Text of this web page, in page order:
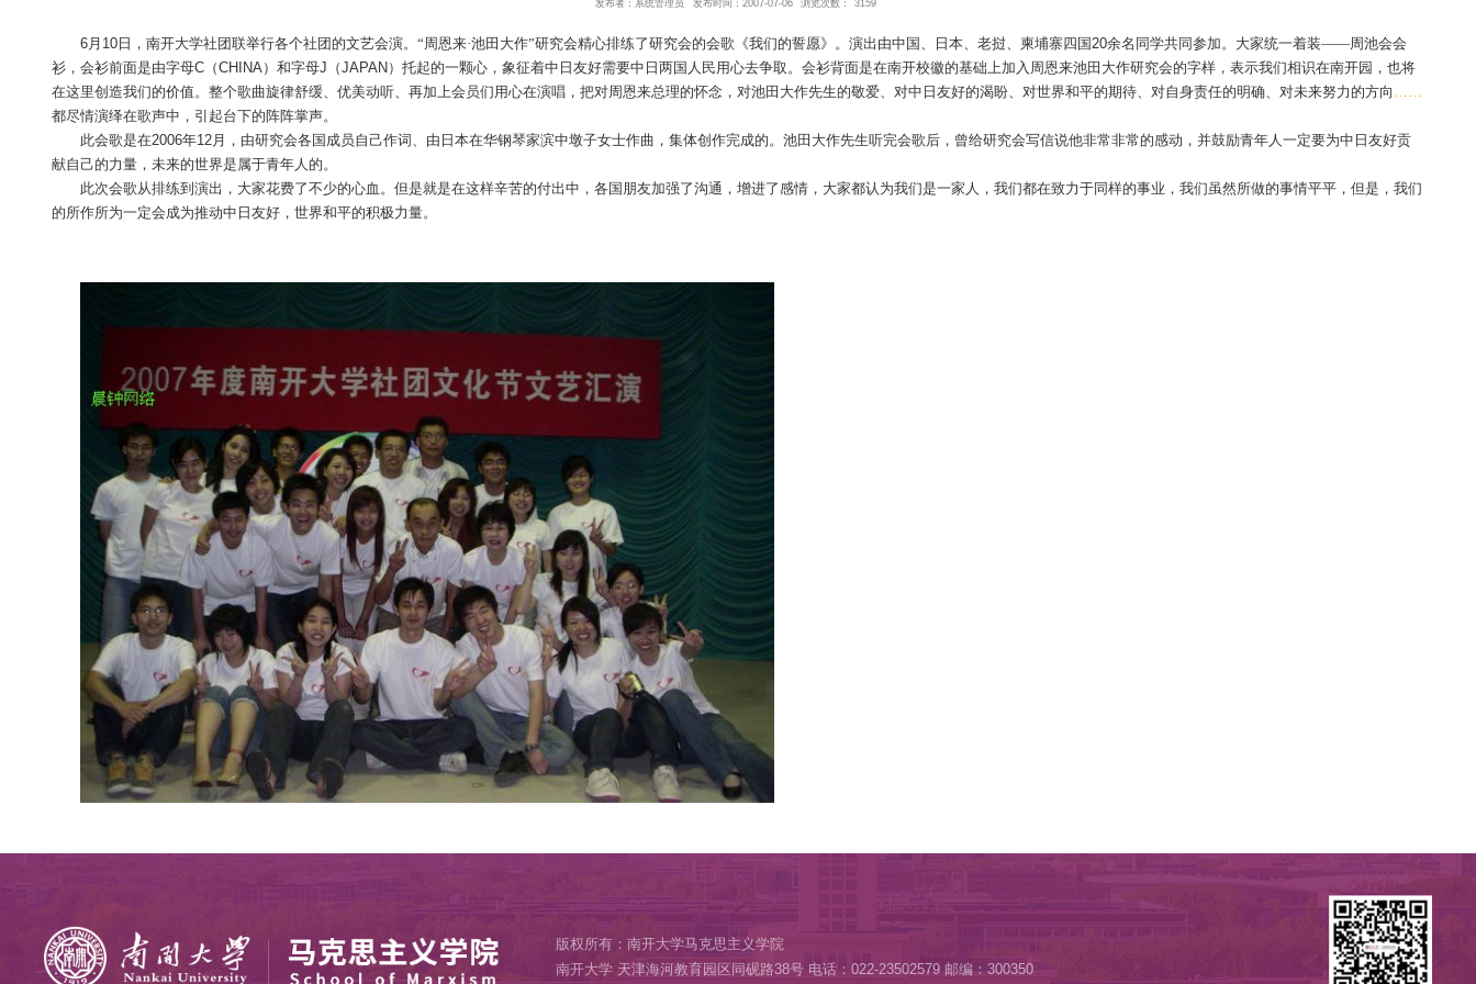
研究会会歌《我们的誓愿》参加社团联演出，受到普遍好评
发布者：系统管理员 发布时间：2007-07-06 浏览次数： 3159
6月10日，南开大学社团联举行各个社团的文艺会演。“周恩来 ·池田大作”研究会精心排练了研究会的会歌《我们的誓愿》。演出由中国、日本、老挝、柬埔寨四国 20余名同
衫，会衫前面是由字母C（CHINA）和字母J（
献自己的力量，未来的世界是属于青年人的。
此次会歌从排练到演出，大家花费了不少的心血。但是就是在这样辛苦的付出中，各国朋友加强了沟通，增进了感情，大家都认为我们是一家人，我们都在致力于同样的事
的所作所为一定会成为推动中日友好，世界和平的积极力量。